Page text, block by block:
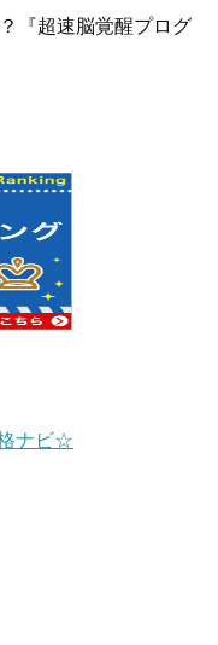
『超速脳覚醒プログ
ナビ☆